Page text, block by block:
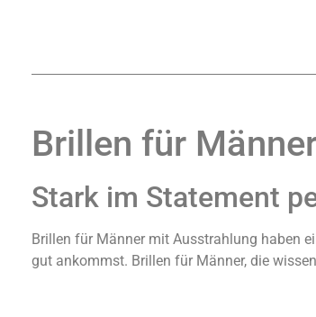
Brillen für
Stark im Statement
Brillen für Männer mit Ausstrahlung haben
gut ankommst. Brillen für Männer, die